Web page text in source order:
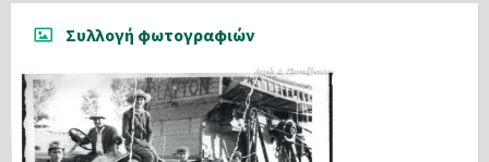
Συλλογή φωτογραφιών